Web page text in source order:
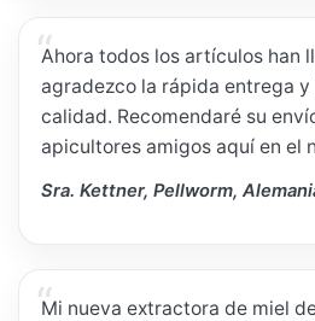
Ahora todos los artículos han
agradezco la rápida entrega y
calidad. Recomendaré su
apicultores amigos aquí en el
Sra. Kettner, Pellworm,
Mi nueva extractora de miel